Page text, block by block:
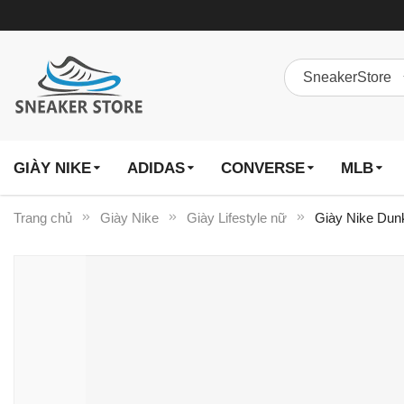
GIÀY NIKE ADIDAS CONVERSE MLB
Trang chủ Giày Nike Giày Lifestyle nữ Giày Nike